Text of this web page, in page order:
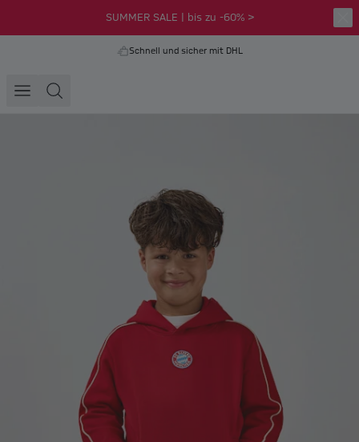
SUMMER SALE | bis zu -60% >
Schnell und sicher mit DHL